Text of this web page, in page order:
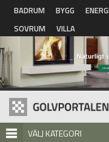
Hoppa till huvudinnehåll
BADRUM BYGG ENERGI
SOVRUM
VILLA
VÄLJ KATEGORI